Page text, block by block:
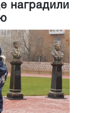
наградили